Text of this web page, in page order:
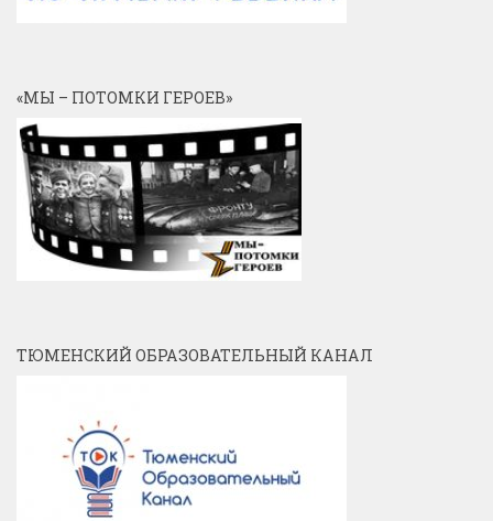
«МЫ – ПОТОМКИ ГЕРОЕВ»
ТЮМЕНСКИЙ ОБРАЗОВАТЕЛЬНЫЙ КАНАЛ